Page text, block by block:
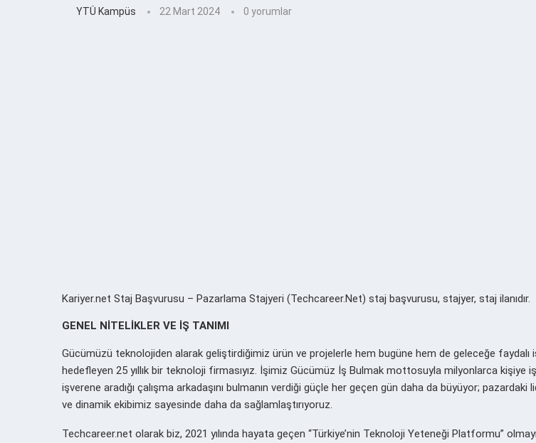
YTÜ Kampüs 22 Mart 2024 0 yorumlar
Kariyer.net Staj Başvurusu – Pazarlama Stajyeri (Techcareer.Net) staj başvurusu, stajyer, staj ilanıdır.
GENEL NİTELİKLER VE İŞ TANIMI
Gücümüzü teknolojiden alarak geliştirdiğimiz ürün ve projelerle hem bugüne hem de geleceğe faydalı
hedefleyen 25 yıllık bir teknoloji firmasıyız. İşimiz Gücümüz İş Bulmak mottosuyla milyonlarca kişiye
işverene aradığı çalışma arkadaşını bulmanın verdiği güçle her geçen gün daha da büyüyor; pazardaki
ve dinamik ekibimiz sayesinde daha da sağlamlaştırıyoruz.
Techcareer.net olarak biz, 2021 yılında hayata geçen “Türkiye’nin Teknoloji Yeteneği Platformu”